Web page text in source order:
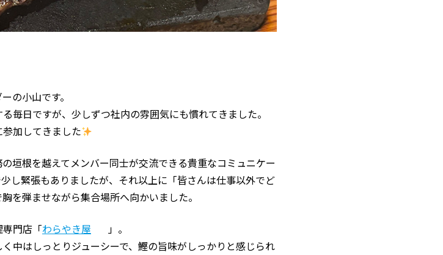
の小山です。
毎日ですが、少しずつ社内の雰囲気にも慣れてきました。
加してきました
垣根を越えてメンバー同士が交流できる貴重なコミュニケー
し緊張もありましたが、それ以上に「皆さんは仕事以外でど
を弾ませながら集合場所へ向かいました。
門店「わらやき屋
」。
中はしっとりジューシーで、鰹の旨味がしっかりと感じられ